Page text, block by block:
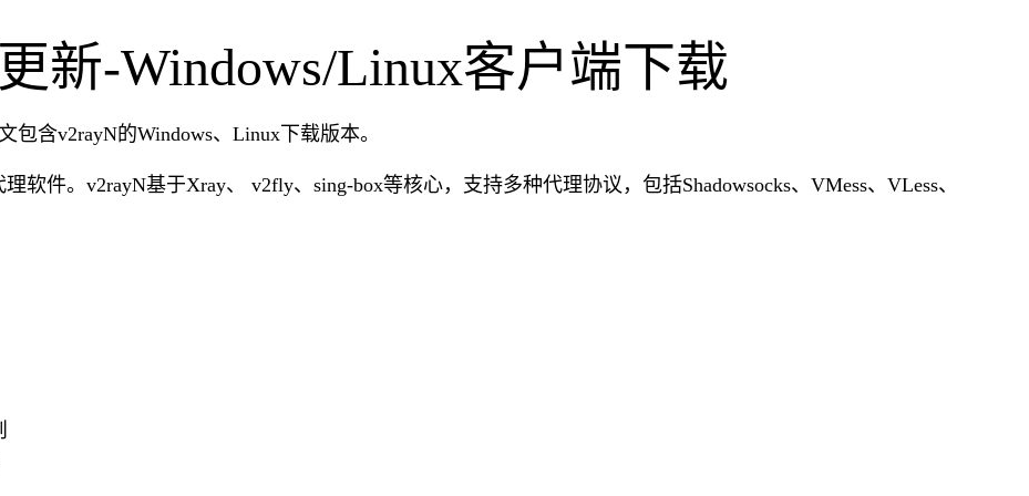
新-Windows/Linux客户端下载
包含v2rayN的Windows、Linux下载版本。
软件。v2rayN基于Xray、 v2fly、sing-box等核心，支持多种代理协议，包括Shadowsocks、VMess、VLess、